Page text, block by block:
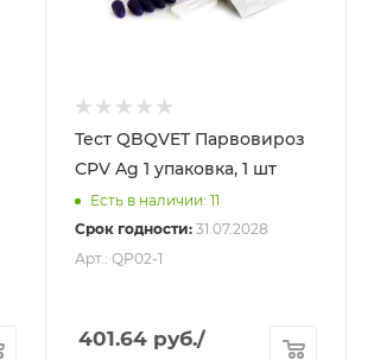
Тест QBQVET Парвовироз
СРV Ag 1 упаковка, 1 шт
Есть в наличии: 11
Срок годности: 31.07.2028
Арт.: QP02-1
401.64 руб./